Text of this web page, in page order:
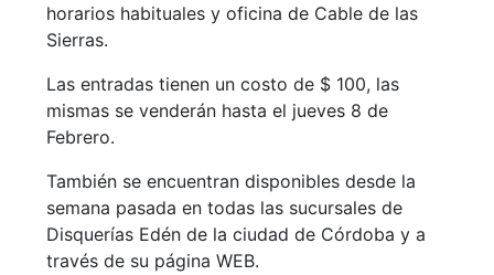
horarios habituales y oficina de Cable de las
Sierras.
Las entradas tienen un costo de $ 100, las
mismas se venderán hasta el jueves 8 de
Febrero.
También se encuentran disponibles desde la
semana pasada en todas las sucursales de
Disquerías Edén de la ciudad de Córdoba y a
través de su página WEB.